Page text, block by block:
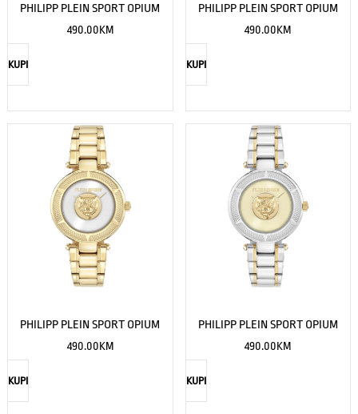
PHILIPP PLEIN SPORT OPIUM
490.00KM
KUPI
PHILIPP PLEIN SPORT OPIUM
490.00KM
KUPI
PHILIPP PLEIN SPORT OPIUM
490.00KM
KUPI
PHILIPP PLEIN SPORT OPIUM
490.00KM
KUPI